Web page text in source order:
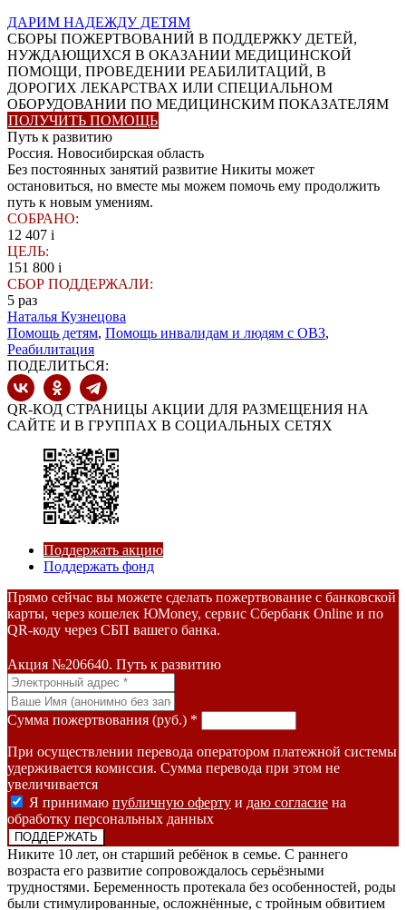
ДАРИМ НАДЕЖДУ ДЕТЯМ
СБОРЫ ПОЖЕРТВОВАНИЙ В ПОДДЕРЖКУ ДЕТЕЙ,
НУЖДАЮЩИХСЯ В ОКАЗАНИИ МЕДИЦИНСКОЙ
ПОМОЩИ, ПРОВЕДЕНИИ РЕАБИЛИТАЦИЙ, В
ДОРОГИХ ЛЕКАРСТВАХ ИЛИ СПЕЦИАЛЬНОМ
ОБОРУДОВАНИИ ПО МЕДИЦИНСКИМ ПОКАЗАТЕЛЯМ
ПОЛУЧИТЬ ПОМОЩЬ
Путь к развитию
Россия. Новосибирская область
Без постоянных занятий развитие Никиты может
остановиться, но вместе мы можем помочь ему продолжить
путь к новым умениям.
СОБРАНО:
12 407 i
ЦЕЛЬ:
151 800 i
СБОР ПОДДЕРЖАЛИ:
5 раз
Наталья Кузнецова
Помощь детям, Помощь инвалидам и людям с ОВЗ,
Реабилитация
ПОДЕЛИТЬСЯ:
QR-КОД СТРАНИЦЫ АКЦИИ ДЛЯ РАЗМЕЩЕНИЯ НА
САЙТЕ И В ГРУППАХ В СОЦИАЛЬНЫХ СЕТЯХ
Поддержать акцию
Поддержать фонд
Прямо сейчас вы можете сделать пожертвование с банковской
карты, через кошелек ЮMoney, сервис Сбербанк Online и по
QR-коду через СБП вашего банка.
Акция №206640. Путь к развитию
Сумма пожертвования (руб.) *
При осуществлении перевода оператором платежной системы
удерживается комиссия. Сумма перевода при этом не
увеличивается
Я принимаю публичную оферту и даю согласие на
обработку персональных данных
Никите 10 лет, он старший ребёнок в семье. С раннего
возраста его развитие сопровождалось серьёзными
трудностями. Беременность протекала без особенностей, роды
были стимулированные, осложнённые, с тройным обвитием